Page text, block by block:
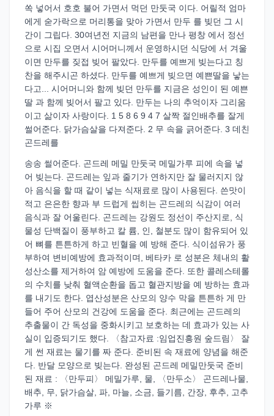
쏙 넣어서 호호 불어 가면서 먹던 만둣국 이다. 어릴적 엄마
에게 숟가락으로 머리통을 맞아 가면서 만두 를 빚던 그 시
간이 그립다. 30여년전 지금의 남편을 만나 평창 에서 정선
으로 시집 오면서 시어머니께서 운영하시던 식당에 서 겨울
이면 만두를 짖접 빚어 팔았다. 만두를 예쁘게 빚는다고 칭
찬을 해주시곤 하셨다. 만두를 예쁘게 빚으면 예쁜딸을 낳는
다고... 시어머니와 함께 빚던 만두를 지금은 성인이 된 예쁜
딸 과 함께 빚어서 팔고 있다. 만두는 나의 추억이자 그리움
이고 삶이자 사랑이다. 1 5 8 6 9 4 7 살짝 절인배추를 잘게
썰어준다. 닭가슴살을 다져준다. 2 무 속을 긁어준다. 3 데친
곤드레를
송송 썰어준다. 곤드레 메밀 만둣국 메밀가루 피에 속을 넣
어 빚는다. 곤드레는 잎과 줄기가 연하지만 잘 물러지지 않
아 음식을 할 때 같이 넣는 식재료로 많이 사용된다. 쓴맛이
적고 은은한 향과 부 드럽게 씹히는 곤드레의 식감이 여러
음식과 잘 어울린다. 곤드레는 강원도 정선이 주산지로, 식
물성 단백질이 풍부하고 칼 륨, 인, 철분도 많이 함유되어 있
어 뼈를 튼튼하게 하고 빈혈을 예 방해 준다. 식이섬유가 풍
부하여 변비예방에 효과적이며, 베타카 로 성분은 체내의 활
성산소를 제거하여 암 예방에 도움을 준다. 또한 콜레스테롤
의 수치를 낮춰 혈액순환을 돕고 혈관지방을 예 방하는 효과
를 내기도 한다. 엽산성분은 산모의 양수 막을 튼튼하 게 만
들어 주어 산모의 건강에 도움을 준다. 최근에는 곤드레의
추출물이 간 독성을 중화시키고 보호하는 데 효과가 있는 사
실이 입증되기도 했다. 〈참고자료 :임업진흥원 숲드림〉 잘
게 썬 재료는 물기를 짜 준다. 준비된 속 재료에 양념을 해준
다. 반달 모양으로 빚는다. 완성된 곤드레 메밀만둣국 준비
된 재료 : 〈만두피〉 메밀가루, 물, 〈만두소〉 곤드레나물,
배추, 무, 닭가슴살, 파, 마늘, 소금, 들기름, 간장, 후추, 고추
가루 ※